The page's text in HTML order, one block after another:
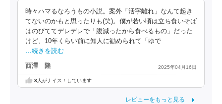
時々ハマるなろうもの小説。案外「活字離れ」なんて起き
てないのかもと思ったりも(笑)。僕が若い頃は立ち食いそば
はのびててデレデレで「腹減ったから食べるもの」だった
けど、10年くらい前に知人に勧められて「ゆで
…続きを読む
西澤 隆 2025年04月16日
3人がナイス！しています
レビューをもっと見る